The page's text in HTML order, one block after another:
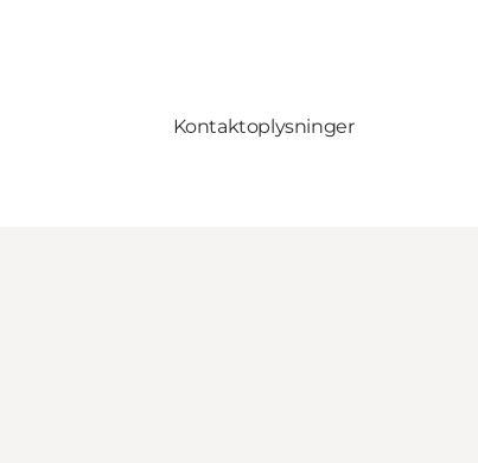
Kontaktoplysninger